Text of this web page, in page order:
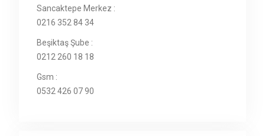
Sancaktepe Merkez :
0216 352 84 34
Beşiktaş Şube :
0212 260 18 18
Gsm :
0532 426 07 90